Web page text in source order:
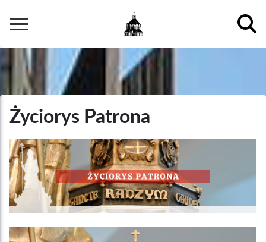
do
treści
Główna
nawigacja
Życiorys Patrona